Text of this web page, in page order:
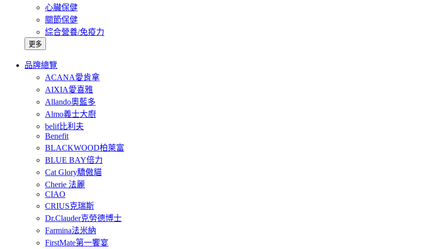
心臟保健
關節保健
綜合營養/免疫力
更多
品牌總覽
ACANA愛肯拿
AIXIA愛喜雅
Allando奧藍多
Almo義士大廚
belif比利夫
Benefit
BLACKWOOD柏萊富
BLUE BAY倍力
Cat Glory驕傲貓
Cherie 法麗
CIAO
CRIUS克瑞斯
Dr.Clauder克勞德博士
Farmina法米納
FirstMate第一饗宴